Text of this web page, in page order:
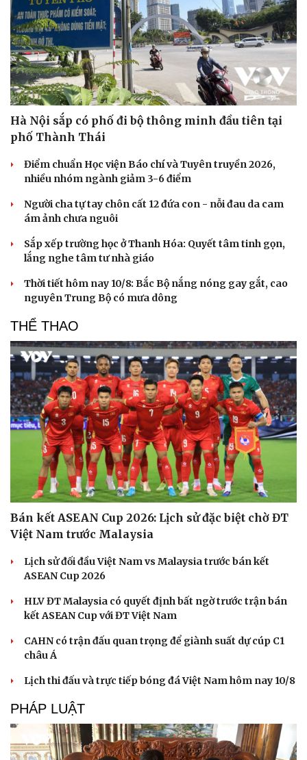
Văn hóa
Sân khấu - Điện ảnh
Văn học
Di sản
Nghệ sĩ
Hà Nội sắp có phố đi bộ thông minh đầu tiên tại
phố Thành Thái
Điểm chuẩn Học viện Báo chí và Tuyên truyền 2026,
nhiều nhóm ngành giảm 3-6 điểm
Người cha tự tay chôn cất 12 đứa con - nỗi đau da cam
ám ảnh chưa nguôi
Sắp xếp trường học ở Thanh Hóa: Quyết tâm tinh gọn,
lắng nghe tâm tư nhà giáo
Thời tiết hôm nay 10/8: Bắc Bộ nắng nóng gay gắt, cao
nguyên Trung Bộ có mưa dông
THỂ THAO
Bán kết ASEAN Cup 2026: Lịch sử đặc biệt chờ ĐT
Việt Nam trước Malaysia
Lịch sử đối đầu Việt Nam vs Malaysia trước bán kết
ASEAN Cup 2026
HLV ĐT Malaysia có quyết định bất ngờ trước trận bán
kết ASEAN Cup với ĐT Việt Nam
CAHN có trận đấu quan trọng để giành suất dự cúp C1
châu Á
Lịch thi đấu và trực tiếp bóng đá Việt Nam hôm nay 10/8
PHÁP LUẬT